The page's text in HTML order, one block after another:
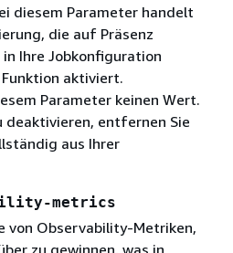
diesem Parameter handelt
die auf Präsenz
Ihre Jobkonfiguration
aktiviert.
Parameter keinen Wert.
deaktivieren, entfernen Sie
aus Ihrer
metrics
von Observability-Metriken,
zu gewinnen, was in